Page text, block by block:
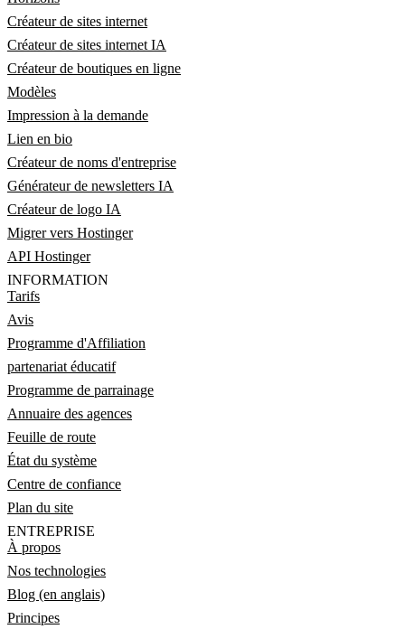
Créateur de sites internet
Créateur de sites internet IA
Créateur de boutiques en ligne
Modèles
Impression à la demande
Lien en bio
Créateur de noms d'entreprise
Générateur de newsletters IA
Créateur de logo IA
Migrer vers Hostinger
API Hostinger
INFORMATION
Tarifs
Avis
Programme d'Affiliation
partenariat éducatif
Programme de parrainage
Annuaire des agences
Feuille de route
État du système
Centre de confiance
Plan du site
ENTREPRISE
À propos
Nos technologies
Blog (en anglais)
Principes